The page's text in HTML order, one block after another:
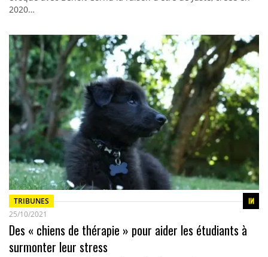
2020…
TRIBUNES
25/10/2021
Des « chiens de thérapie » pour aider les étudiants à
surmonter leur stress